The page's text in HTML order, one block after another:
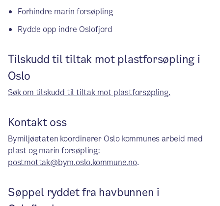
Forhindre marin forsøpling
Rydde opp indre Oslofjord
Tilskudd til tiltak mot plastforsøpling i
Oslo
Søk om tilskudd til tiltak mot plastforsøpling.
Kontakt oss
Bymiljøetaten koordinerer Oslo kommunes arbeid med
plast og marin forsøpling:
postmottak@bym.oslo.kommune.no.
Søppel ryddet fra havbunnen i